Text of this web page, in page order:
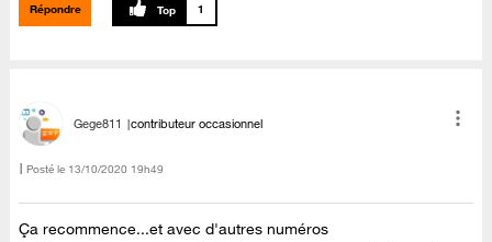
Répondre 1
Gege811 contributeur occasionnel
Posté le ‎13/10/2020 19h49
Ça recommence...et avec d'autres numéros